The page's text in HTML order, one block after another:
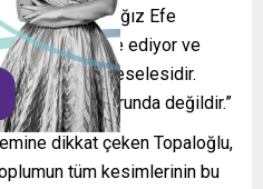
hayatıdır. Yağız Efe
mücadele ediyor ve
vicdan meselesidir.
taşımak zorunda değildir.”
dikkat çeken Topaloğlu,
tüm kesimlerinin bu